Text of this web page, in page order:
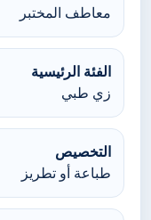
معاطف المختبر
الفئة الرئيسية
زي طبي
التخصيص
طباعة أو تطريز